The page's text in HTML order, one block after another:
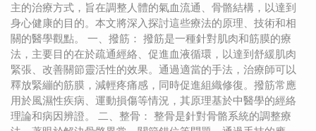
主的治療方式，旨在調整人體的氣血流通、骨骼結構，以達到
身心健康的目的。本文將深入探討這些療法的原理、技術和相
關的醫學觀點。 一、撥筋： 撥筋是一種針對肌肉和筋膜的療
法，主要目的在於疏通經絡、促進血液循環，以達到舒緩肌肉
緊張、改善關節靈活性的效果。通過適當的手法，治療師可以
釋放緊繃的筋膜，減輕疼痛感，同時促進組織修復。撥筋常應
用於風濕性疾病、運動損傷等情況，其原理基於中醫學的經絡
理論和病因辨證。 二、整骨： 整骨是針對骨骼系統的調整療